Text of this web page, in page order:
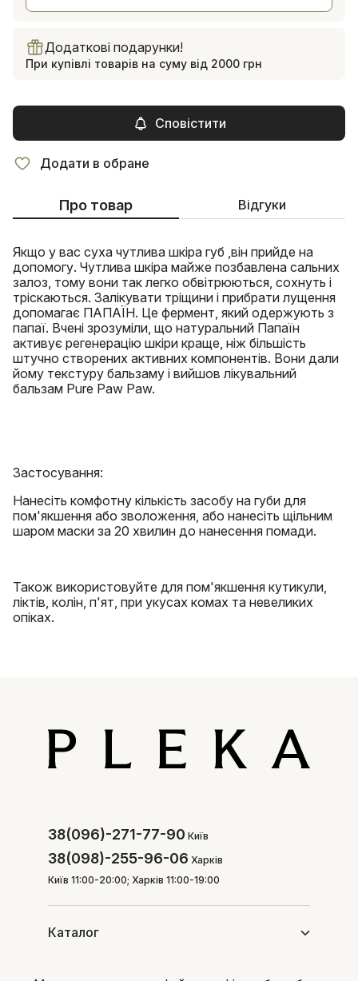
Додаткові подарунки!
При купівлі товарів на суму від 2000 грн
Сповістити
Додати в обране
Про товар Відгуки
Якщо у вас суха чутлива шкіра губ ,він прийде на
допомогу. Чутлива шкіра майже позбавлена ​​сальних
залоз, тому вони так легко обвітрюються, сохнуть і
тріскаються. Залікувати тріщини і прибрати лущення
допомагає ПАПАЇН. Це фермент, який одержують з
папаї. Вчені зрозуміли, що натуральний Папаїн
активує регенерацію шкіри краще, ніж більшість
штучно створених активних компонентів. Вони дали
йому текстуру бальзаму і вийшов лікувальний
бальзам Pure Paw Paw.
Застосування:
Нанесіть комфотну кількість засобу на губи для
пом'якшення або зволоження, або нанесіть щільним
шаром маски за 20 хвилин до нанесення помади.
Також використовуйте для пом'якшення кутикули,
ліктів, колін, п'ят, при укусах комах та невеликих
опіках.
38(096)-271-77-90 Київ
38(098)-255-96-06 Харків
Київ 11:00-20:00; Харків 11:00-19:00
Каталог